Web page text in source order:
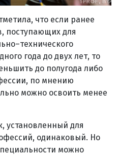
что если ранее
поступающих для
года до двух лет, то
до полугода либо
по мнению
можно освоить менее
установленный для
одинаковый. Но
можно